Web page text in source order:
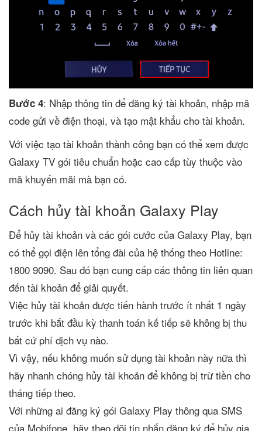
Bước 4: Nhập thông tin để đăng ký tài khoản, nhập mã
code gửi về điện thoại, và tạo mật khẩu cho tài khoản.
Với việc tạo tài khoản thành công bạn có thể xem được
Galaxy TV gói tiêu chuẩn hoặc cao cấp tùy thuộc vào
mã khuyến mãi mà bạn có.
Cách hủy tài khoản Galaxy Play
Để hủy tài khoản và các gói cước của Galaxy Play, bạn
có thể gọi điện lên tổng đài của hệ thống theo Hotline:
1800 9090. Sau đó bạn cung cấp các thông tin liên quan
đến tài khoản để giải quyết.
Việc hủy tài khoản được tiến hành trước ít nhất 1 ngày
trước khi bắt đầu kỳ thanh toán kế tiếp sẽ không bị thu
bất cứ phí dịch vụ nào.
Vì vậy, nếu không muốn sử dụng tài khoản này nữa thì
hãy nhanh chóng hủy tài khoản để không bị trừ tiền cho
tháng tiếp theo.
Với những ai đăng ký gói Galaxy Play thông qua SMS
của Mobifone, hãy theo dõi tin nhắn đăng ký để hủy gia